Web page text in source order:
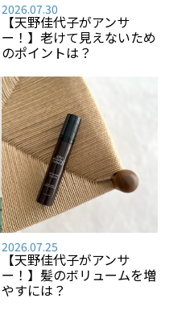
2026.07.30
【天野佳代子がアンサ
ー！】老けて見えないため
のポイントは？
2026.07.25
【天野佳代子がアンサ
ー！】髪のボリュームを増
やすには？